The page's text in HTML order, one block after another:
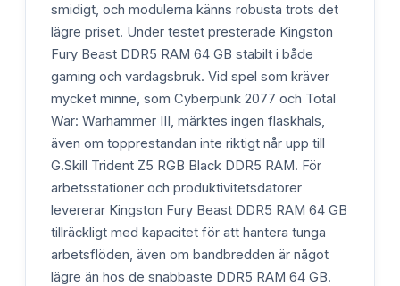
smidigt, och modulerna känns robusta trots det
lägre priset. Under testet presterade Kingston
Fury Beast DDR5 RAM 64 GB stabilt i både
gaming och vardagsbruk. Vid spel som kräver
mycket minne, som Cyberpunk 2077 och Total
War: Warhammer III, märktes ingen flaskhals,
även om topprestandan inte riktigt når upp till
G.Skill Trident Z5 RGB Black DDR5 RAM. För
arbetsstationer och produktivitetsdatorer
levererar Kingston Fury Beast DDR5 RAM 64 GB
tillräckligt med kapacitet för att hantera tunga
arbetsflöden, även om bandbredden är något
lägre än hos de snabbaste DDR5 RAM 64 GB.